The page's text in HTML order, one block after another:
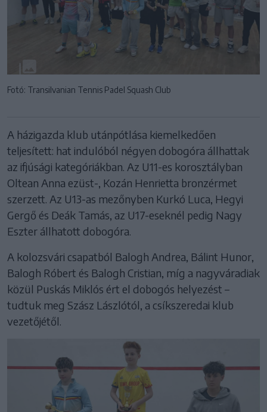
Fotó: Transilvanian Tennis Padel Squash Club
A házigazda klub utánpótlása kiemelkedően
teljesített: hat indulóból négyen dobogóra állhattak
az ifjúsági kategóriákban. Az U11-es korosztályban
Oltean Anna ezüst-, Kozán Henrietta bronzérmet
szerzett. Az U13-as mezőnyben Kurkó Luca, Hegyi
Gergő és Deák Tamás, az U17-eseknél pedig Nagy
Eszter állhatott dobogóra.
A kolozsvári csapatból Balogh Andrea, Bálint Hunor,
Balogh Róbert és Balogh Cristian, míg a nagyváradiak
közül Puskás Miklós ért el dobogós helyezést –
tudtuk meg Szász Lászlótól, a csíkszeredai klub
vezetőjétől.